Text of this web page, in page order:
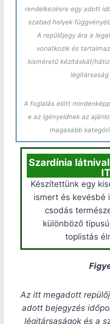
rendelkezésre egy adott
szabad helyek
A repülőjegy ára a
vonatkozik és
kisméretű kézitáskát/
A foglalás előtt
e az igényeidnek az
magasabb
Szardínia
Készítettünk egy
ismert és kevésbé
csodás
különböző
toplistás
Az itt megadott
adott bejegyzés
légitársaságok és a